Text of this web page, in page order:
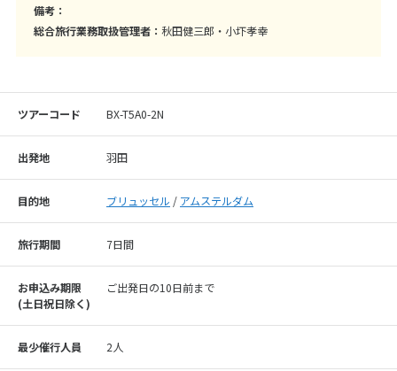
備考：
総合旅行業務取扱管理者： 秋田健三郎・小圷孝幸
ツアーコード BX-T5A0-2N
出発地 羽田
目的地 ブリュッセル / アムステルダム
旅行期間 7日間
お申込み期限
(⼟⽇祝⽇除く)
ご出発日の10日前まで
最少催行人員 2人